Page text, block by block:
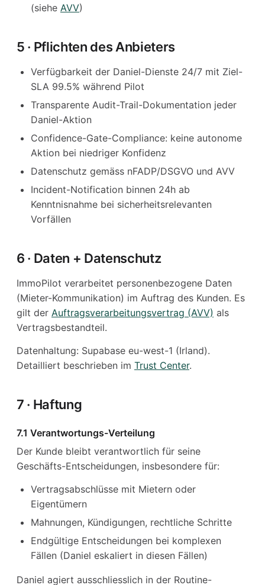
(siehe AVV)
5 · Pflichten des Anbieters
Verfügbarkeit der Daniel-Dienste 24/7 mit Ziel-
SLA 99.5% während Pilot
Transparente Audit-Trail-Dokumentation jeder
Daniel-Aktion
Confidence-Gate-Compliance: keine autonome
Aktion bei niedriger Konfidenz
Datenschutz gemäss nFADP/DSGVO und AVV
Incident-Notification binnen 24h ab
Kenntnisnahme bei sicherheitsrelevanten
Vorfällen
6 · Daten + Datenschutz
ImmoPilot verarbeitet personenbezogene Daten
(Mieter-Kommunikation) im Auftrag des Kunden. Es
gilt der Auftragsverarbeitungsvertrag (AVV) als
Vertragsbestandteil.
Datenhaltung: Supabase eu-west-1 (Irland).
Detailliert beschrieben im Trust Center.
7 · Haftung
7.1 Verantwortungs-Verteilung
Der Kunde bleibt verantwortlich für seine
Geschäfts-Entscheidungen, insbesondere für:
Vertragsabschlüsse mit Mietern oder
Eigentümern
Mahnungen, Kündigungen, rechtliche Schritte
Endgültige Entscheidungen bei komplexen
Fällen (Daniel eskaliert in diesen Fällen)
Daniel agiert ausschliesslich in der Routine-